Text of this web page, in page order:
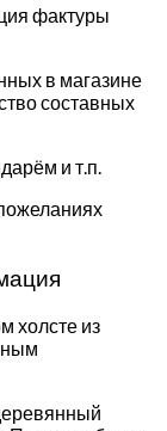
фактуры
в магазине
составных
и т.п.
холсте из